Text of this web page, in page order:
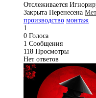
Отслеживается
Закрыта Перенесена
производство монтаж
1
0 Голоса
1 Сообщения
118 Просмотры
Нет ответов